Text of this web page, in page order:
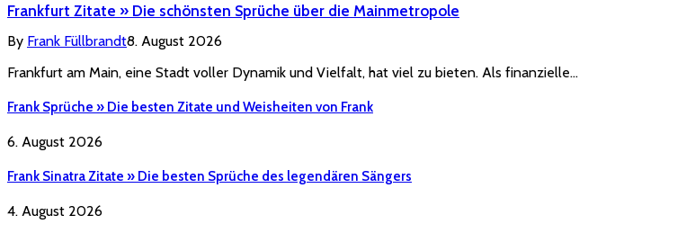
Frankfurt Zitate » Die schönsten Sprüche über die Mainmetropole
By Frank Füllbrandt8. August 2026
Frankfurt am Main, eine Stadt voller Dynamik und Vielfalt, hat viel zu bieten. Als finanzielle…
Frank Sprüche » Die besten Zitate und Weisheiten von Frank
6. August 2026
Frank Sinatra Zitate » Die besten Sprüche des legendären Sängers
4. August 2026